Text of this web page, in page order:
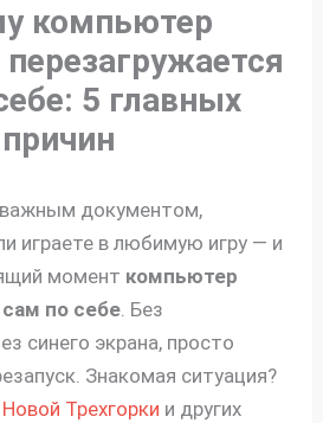
компьютер
5 главных
причин
документом,
играете в любимую игру — и
момент компьютер
сам по себе. Без
синего экрана, просто
Знакомая ситуация?
Новой Трехгорки и других